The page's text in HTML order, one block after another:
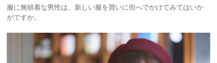
服に無頓着な男性は、新しい服を買いに街へでかけてみてはいか
がですか。